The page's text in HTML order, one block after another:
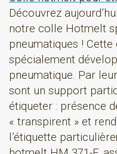
Découvrez
notre colle Hotmelt
pneumatiques !
spécialement
pneumatique. Par
sont un support
étiqueter : présence
« transpirent » et
l’étiquette